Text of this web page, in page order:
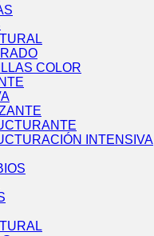
COLOR
INTENSIVA